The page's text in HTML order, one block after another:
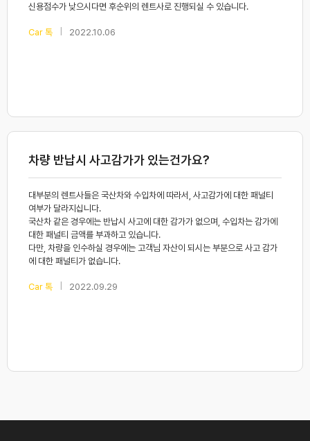
신용점수가 낮으시다면 후순위의 렌트사로 진행되실 수 있습니다.
Car 톡 2022.10.06
차량 반납시 사고감가가 있는건가요?
대부분의 렌트사들은 국산차와 수입차에 따라서, 사고감가에 대한 패널티
여부가 달라지십니다.
국산차 같은 경우에는 반납시 사고에 대한 감가가 없으며, 수입차는 감가에
대한 패널티 금액를 부과하고 있습니다.
다만, 차량을 인수하실 경우에는 고객님 자산이 되시는 부분으로 사고 감가
에 대한 패널티가 없습니다.
Car 톡 2022.09.29